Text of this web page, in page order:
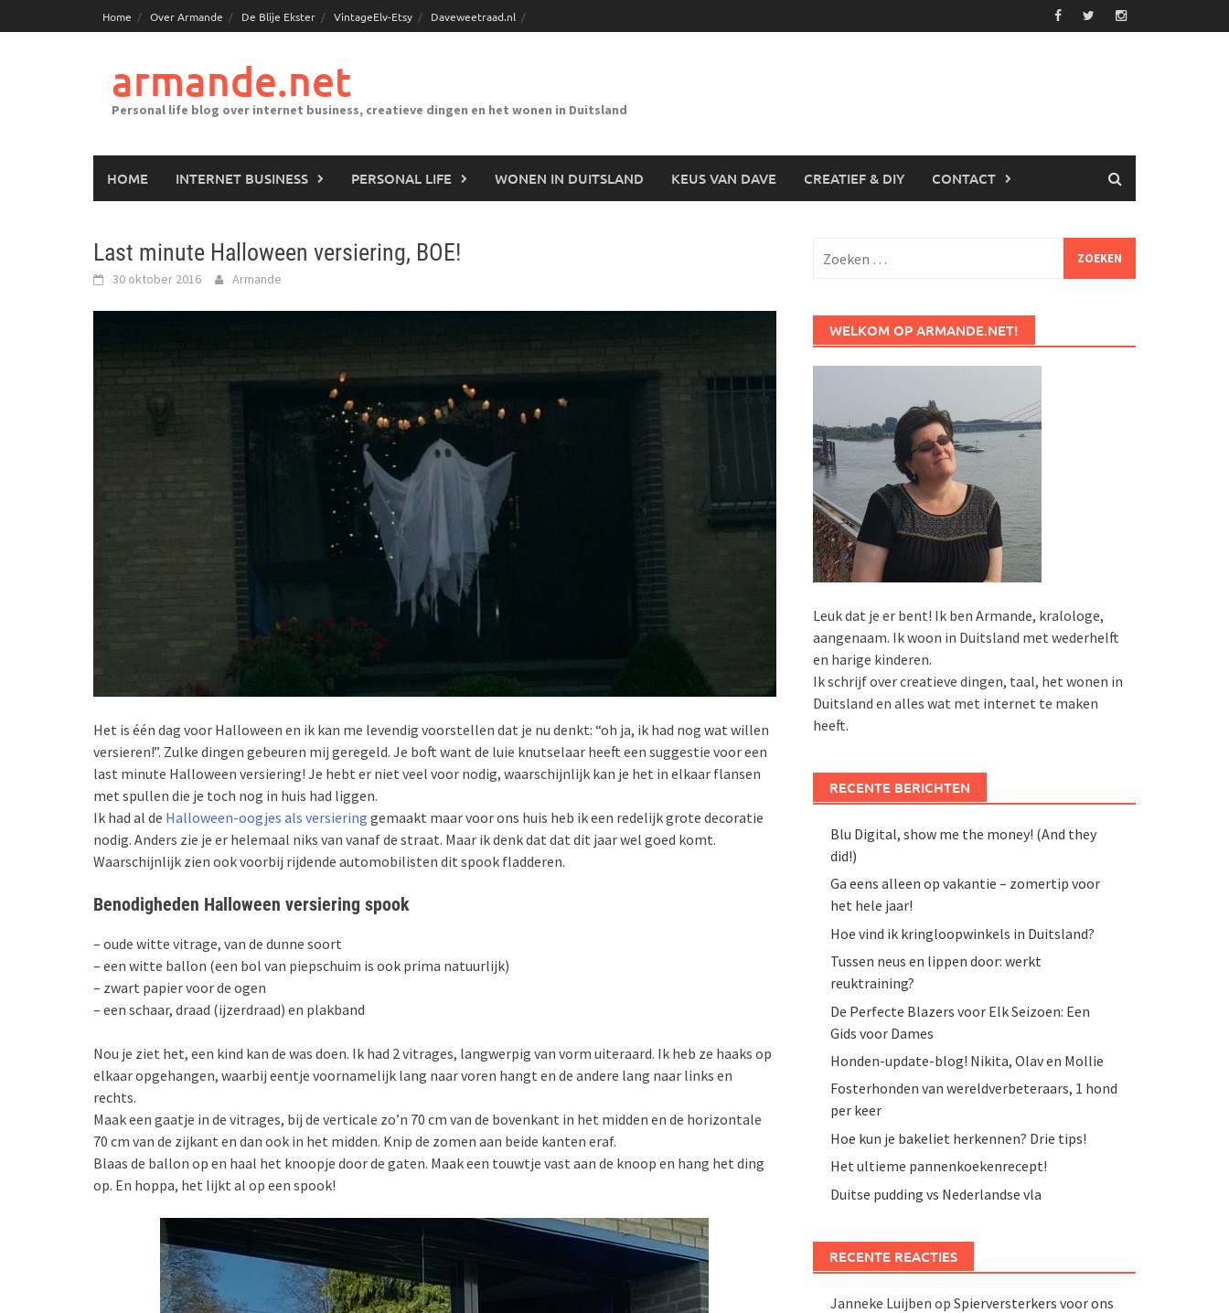
naar
Home Over Armande De Blije Ekster VintageElv-Etsy Daveweetraad.nl
armande.net
Personal life blog over internet business, creatieve dingen en het wonen in Duitsland
HOME INTERNET BUSINESS PERSONAL LIFE WONEN IN DUITSLAND KEUS VAN DAVE CREATIEF & DIY CONTACT
Last minute Halloween versiering, BOE!
30 oktober 2016 Armande
Het is één dag voor Halloween en ik kan me levendig voorstellen dat je nu denkt: “oh ja, ik had nog wat willen
versieren!”. Zulke dingen gebeuren mij geregeld. Je boft want de luie knutselaar heeft een suggestie voor een
last minute Halloween versiering! Je hebt er niet veel voor nodig, waarschijnlijk kan je het in elkaar flansen
met spullen die je toch nog in huis had liggen.
Ik had al de Halloween-oogjes als versiering gemaakt maar voor ons huis heb ik een redelijk grote decoratie
nodig. Anders zie je er helemaal niks van vanaf de straat. Maar ik denk dat dat dit jaar wel goed komt.
Waarschijnlijk zien ook voorbij rijdende automobilisten dit spook fladderen.
Benodigheden Halloween versiering spook
– oude witte vitrage, van de dunne soort
– een witte ballon (een bol van piepschuim is ook prima natuurlijk)
– zwart papier voor de ogen
– een schaar, draad (ijzerdraad) en plakband
Nou je ziet het, een kind kan de was doen. Ik had 2 vitrages, langwerpig van vorm uiteraard. Ik heb ze haaks op
elkaar opgehangen, waarbij eentje voornamelijk lang naar voren hangt en de andere lang naar links en
rechts.
Maak een gaatje in de vitrages, bij de verticale zo’n 70 cm van de bovenkant in het midden en de horizontale
70 cm van de zijkant en dan ook in het midden. Knip de zomen aan beide kanten eraf.
Blaas de ballon op en haal het knoopje door de gaten. Maak een touwtje vast aan de knoop en hang het ding
op. En hoppa, het lijkt al op een spook!
naar:
WELKOM OP ARMANDE.NET!
Leuk dat je er bent! Ik ben Armande, kralologe,
aangenaam. Ik woon in Duitsland met wederhelft
en harige kinderen.
Ik schrijf over creatieve dingen, taal, het wonen in
Duitsland en alles wat met internet te maken
heeft.
RECENTE BERICHTEN
Blu Digital, show me the money! (And they
did!)
Ga eens alleen op vakantie – zomertip voor
het hele jaar!
Hoe vind ik kringloopwinkels in Duitsland?
Tussen neus en lippen door: werkt
reuktraining?
De Perfecte Blazers voor Elk Seizoen: Een
Gids voor Dames
Honden-update-blog! Nikita, Olav en Mollie
Fosterhonden van wereldverbeteraars, 1 hond
per keer
Hoe kun je bakeliet herkennen? Drie tips!
Het ultieme pannenkoekenrecept!
Duitse pudding vs Nederlandse vla
RECENTE REACTIES
Janneke Luijben op Spierversterkers voor ons